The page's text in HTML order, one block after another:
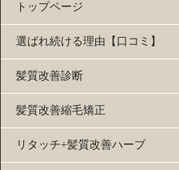
トップページ
選ばれ続ける理由【口コミ】
髪質改善診断
髪質改善縮毛矯正
リタッチ+髪質改善ハーブ